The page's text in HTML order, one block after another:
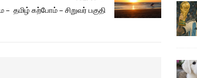
– தமிழ் கற்போம் – சிறுவர் பகுதி